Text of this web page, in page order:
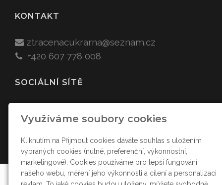
KONTAKT
ztracenacukrarna@seznam.cz
+420 607 778 008
SOCIÁLNÍ SÍTĚ
Využíváme soubory cookies
Kliknutím na Přijmout cookies dáváte souhlas s uložením
vybraných cookies (nutné, preferenční, výkonnostní,
marketingové). Cookies používáme pro lepší fungování
našeho webu, měření jeho výkonnosti a cílení a personalizaci